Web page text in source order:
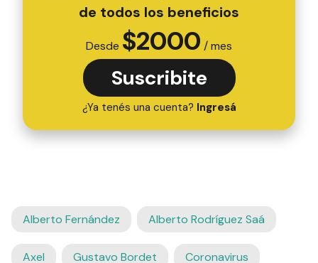
de todos los beneficios
Desde $2000 / mes
Suscribite
¿Ya tenés una cuenta? Ingresá
Alberto Fernández Alberto Rodríguez Saá
Axel Gustavo Bordet Coronavirus